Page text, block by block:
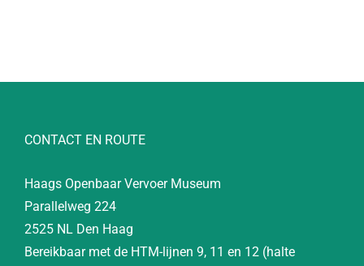
CONTACT EN ROUTE
Haags Openbaar Vervoer Museum
Parallelweg 224
2525 NL Den Haag
Bereikbaar met de HTM-lijnen 9, 11 en 12 (halte